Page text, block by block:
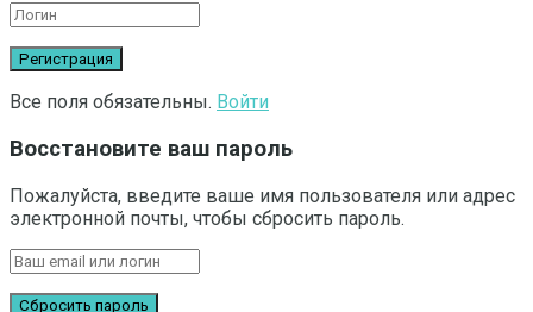
Все поля обязательны. Войти
Восстановите ваш пароль
Пожалуйста, введите ваше имя пользователя или адрес
электронной почты, чтобы сбросить пароль.